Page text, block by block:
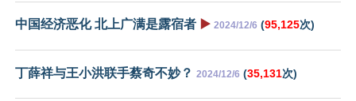
中国经济恶化 北上广满是露宿者 ▶️ 2024/12/6 (95,125次)
丁薛祥与王小洪联手蔡奇不妙？ 2024/12/6 (35,131次)